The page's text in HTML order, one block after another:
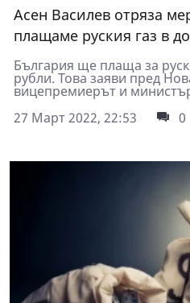
Асен Василев отряза
плащаме руския газ в
България ще плаща за
рубли. Това заяви пред
вицепремиерът и
27 Март 2022, 22:53
0